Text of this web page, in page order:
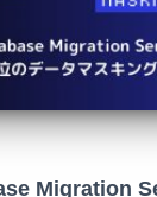
Migration